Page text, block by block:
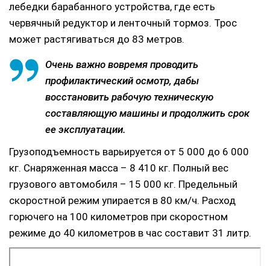
лебедки барабанного устройства, где есть
червячный редуктор и ленточный тормоз. Трос
может растягиваться до 83 метров.
Очень важно вовремя проводить
профилактический осмотр, дабы
восстановить рабочую техническую
составляющую машины и продолжить срок
ее эксплуатации.
Грузоподъемность варьируется от 5 000 до 6 000
кг. Снаряженная масса – 8 410 кг. Полный вес
грузового автомобиля – 15 000 кг. Предельный
скоростной режим упирается в 80 км/ч. Расход
горючего на 100 километров при скоростном
режиме до 40 километров в час составит 31 литр.